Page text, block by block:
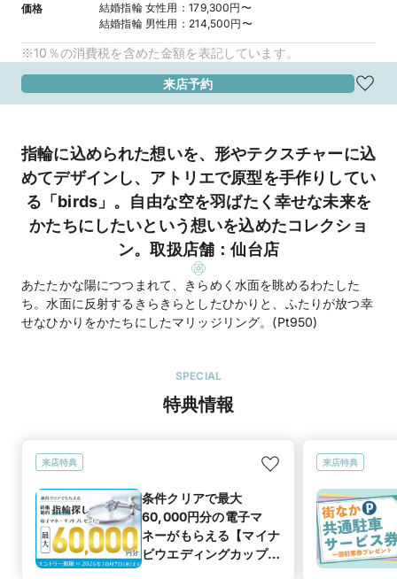
価格 結婚指輪 女性用 ：179,300円〜
結婚指輪 男性用 ： 214,500円〜
※10％の消費税を含めた金額を表記しています。
来店予約
指輪に込められた想いを、形やテクスチャーに込
めてデザインし、アトリエで原型を手作りしてい
る「birds」。自由な空を羽ばたく幸せな未来を
かたちにしたいという想いを込めたコレクショ
ン。取扱店舗：仙台店
あたたかな陽につつまれて、きらめく水面を眺めるわたした
ち。水面に反射するきらきらとしたひかりと、ふたりが放つ幸
せなひかりをかたちにしたマリッジリング。(Pt950)
SPECIAL
特典情報
来店特典
条件クリアで最大
60,000円分の電子マ
ネーがもらえる【マイナ
ビウエディングカップル
来店特典